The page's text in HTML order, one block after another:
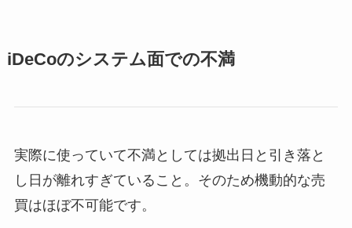
iDeCoのシステム面での不満
実際に使っていて不満としては拠出日と引き落と
し日が離れすぎていること。そのため機動的な売
買はほぼ不可能です。